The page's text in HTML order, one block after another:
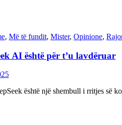
, Më të fundit, Mister, Opinione,
AI është për t’u lavdëruar
është një shembull i rritjes